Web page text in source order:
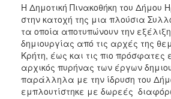
Η Δημοτική Πινακοθήκη του Δήμου
στην κατοχή της μια πλούσια
τα οποία αποτυπώνουν την εξέλιξη
δημιουργίας από τις αρχές της
Κρήτη, έως και τις πιο πρόσφατες
αρχικός πυρήνας των έργων
παράλληλα με την ίδρυση του
εμπλουτίστηκε με δωρεές